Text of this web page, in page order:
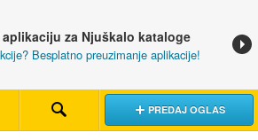
aplikaciju za Njuškalo kataloge
Besplatno preuzimanje aplikacije!
PREDAJ OGLAS